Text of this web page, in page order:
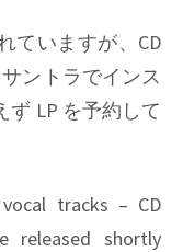
ていますが、CD
ントラでインス
ず LP を予約して
tracks – CD
released shortly